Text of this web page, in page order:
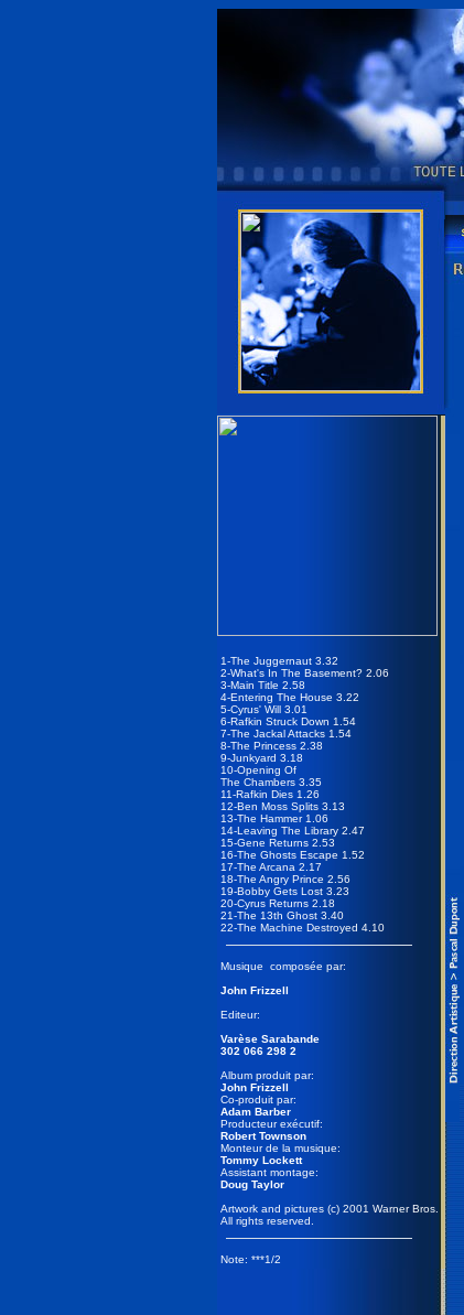
1-The Juggernaut 3.32
2-What's In The Basement? 2.06
3-Main Title 2.58
4-Entering The House 3.22
5-Cyrus' Will 3.01
6-Rafkin Struck Down 1.54
7-The Jackal Attacks 1.54
8-The Princess 2.38
9-Junkyard 3.18
10-Opening Of
The Chambers 3.35
11-Rafkin Dies 1.26
12-Ben Moss Splits 3.13
13-The Hammer 1.06
14-Leaving The Library 2.47
15-Gene Returns 2.53
16-The Ghosts Escape 1.52
17-The Arcana 2.17
18-The Angry Prince 2.56
19-Bobby Gets Lost 3.23
20-Cyrus Returns 2.18
21-The 13th Ghost 3.40
22-The Machine Destroyed 4.10
Musique composée par:
John Frizzell
Editeur:
Varèse Sarabande
302 066 298 2
Album produit par:
John Frizzell
Co-produit par:
Adam Barber
Producteur exécutif:
Robert Townson
Monteur de la musique:
Tommy Lockett
Assistant montage:
Doug Taylor
Artwork and pictures (c) 2001 Warner Bros.
All rights reserved.
Note: ***1/2